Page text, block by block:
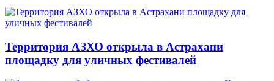
Территория АЗХО открыла в Астрахани
площадку для уличных фестивалей